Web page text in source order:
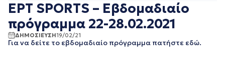
ΣΕΠΤΕΜΒΡΙΟΣ 2018
ΑΥΓΟΥΣΤΟΣ 2018
ΙΟΥΛΙΟΣ 2018
ΙΟΥΝΙΟΣ 2018
ΜΑΙΟΣ 2018
ΕΡΤ SPORTS – Εβδομαδιαίο
πρόγραμμα 22-28.02.2021
ΔΗΜΟΣΙΕΥΣΗ19/02/21
Για να δείτε το εβδομαδιαίο πρόγραμμα πατήστε εδώ.